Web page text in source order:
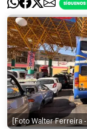
[Foto Walter Ferreira